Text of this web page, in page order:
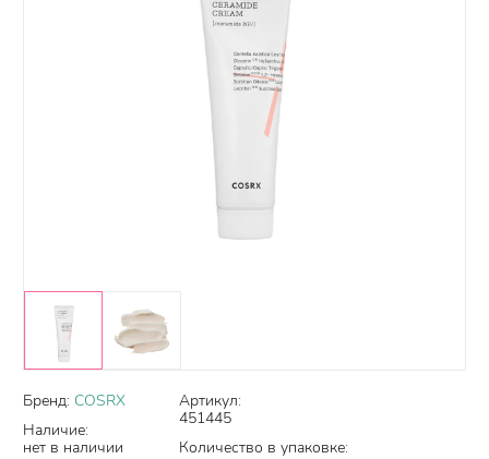
Бренд: COSRX
Наличие:
нет в наличии
Артикул:
451445
Количество в упаковке: